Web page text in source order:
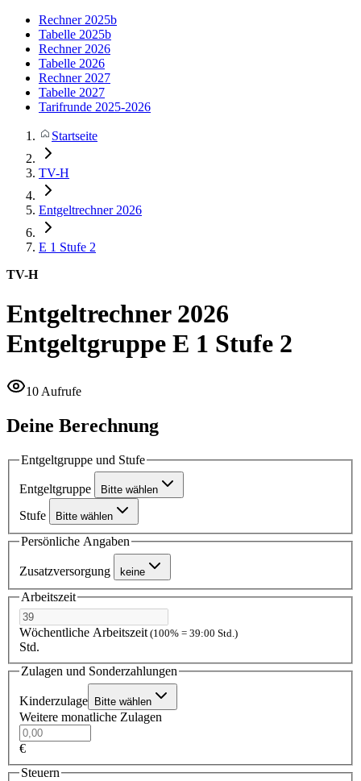
Rechner 2025b
Tabelle 2025b
Rechner 2026
Tabelle 2026
Rechner 2027
Tabelle 2027
Tarifrunde 2025-2026
Startseite
TV-H
Entgeltrechner 2026
E 1 Stufe 2
TV-H
Entgeltrechner 2026
Entgeltgruppe E 1 Stufe 2
10 Aufrufe
Deine Berechnung
Entgeltgruppe und Stufe
Entgeltgruppe Bitte wählen
Stufe Bitte wählen
Persönliche Angaben
Zusatzversorgung keine
Arbeitszeit
Wöchentliche Arbeitszeit(100% = 39:00 Std.)
Std.
Zulagen und Sonderzahlungen
Kinderzulage Bitte wählen
Weitere monatliche Zulagen
€
Steuern